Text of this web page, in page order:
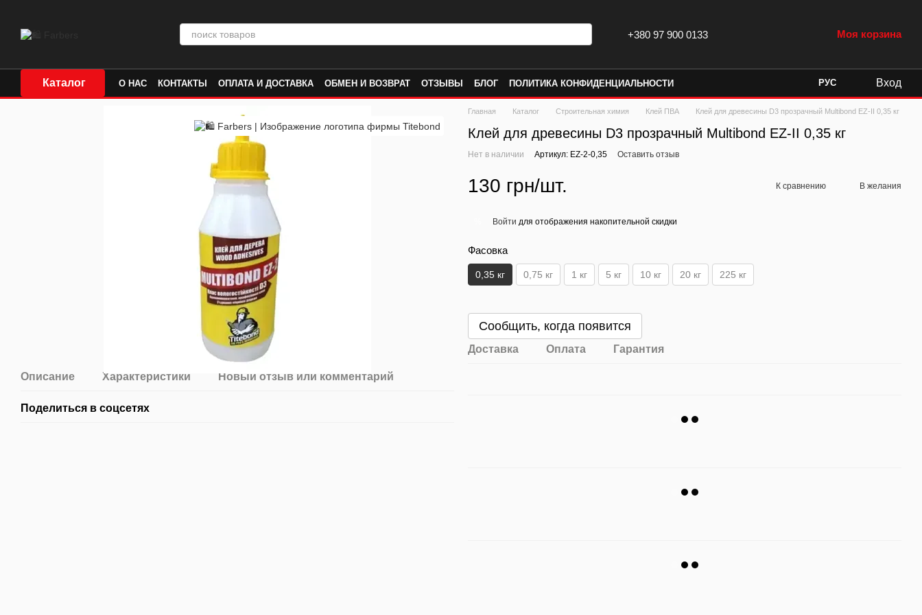
+380 97 900 0133 Моя корзина
Каталог О НАС КОНТАКТЫ ОПЛАТА И ДОСТАВКА ОБМЕН И ВОЗВРАТ ОТЗЫВЫ БЛОГ ПОЛИТИКА КОНФИДЕНЦИАЛЬНОСТИ РУС Вход
Описание Характеристики Новый отзыв или комментарий
Поделиться в соцсетях
Главная Каталог Строительная химия Клей ПВА Клей для древесины D3 прозрачный Multibond EZ-II 0,35 кг
Клей для древесины D3 прозрачный Multibond EZ-II 0,35 кг
Нет в наличии Артикул: EZ-2-0,35 Оставить отзыв
130 грн/шт. К сравнению В желания
Войти для отображения накопительной скидки
Фасовка
0,35 кг 0,75 кг 1 кг 5 кг 10 кг 20 кг 225 кг
Сообщить, когда появится
Доставка Оплата Гарантия